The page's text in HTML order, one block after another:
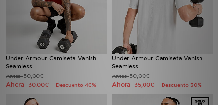
Under Armour Camiseta Vanish
Seamless
Antes50,00€
Ahora 30,00€ Descuento 40%
Under Armour Camiseta Vanish
Seamless
Antes50,00€
Ahora 35,00€ Descuento 30%